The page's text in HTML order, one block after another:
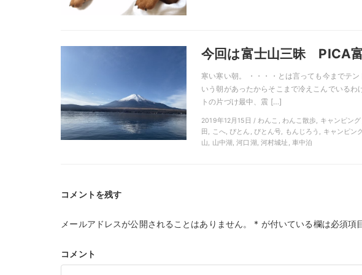
今回は富士山三昧 PICA
寒い寒い朝。 ・・・・とは言っても今までテ
いう朝があったからそこまで冷えこんでいる
トの片づけ最中、震 […]
2019年12月15日 / わんこ, わんこ散歩, キャンピン
田, こへ, ぴとん, ぴとん号, もんじろう, キャンピ
山, 山中湖, 河口湖, 河村城址, 車中泊
コメントを残す
メールアドレスが公開されることはありません。 * が付いている欄は必須項
コメント